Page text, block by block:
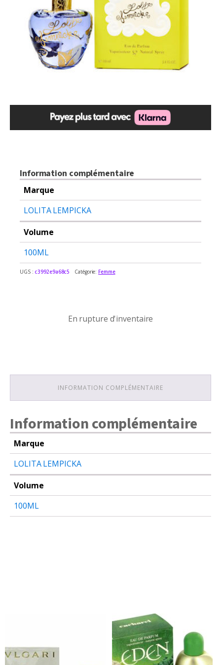
Information complémentaire
Marque
LOLITA LEMPICKA
Volume
100ML
UGS : c3992e9a68c5 Catégorie: Femme
En rupture d'inventaire
INFORMATION COMPLÉMENTAIRE
Information complémentaire
Marque
LOLITA LEMPICKA
Volume
100ML